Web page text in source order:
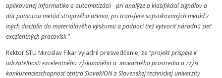
aplikovanej informatike a automatizácii - pri analýze a klasifikácií signálov a
dát pomocou metód strojového učenia, pri transfere sofistikovaných metód z
iných disciplín do materiálového výskumu a podporí tiež vytvoriť národnú sieť
excelentných pracovísk.”
Rektor STU Miroslav Fikar vyjadril presvedčenie, že “projekt prispeje k
udržateľnosti excelentného výskumného a inovačného prostredia a zvýši
konkurencieschopnosť centra SlovakION a Slovenskej technickej univerzity